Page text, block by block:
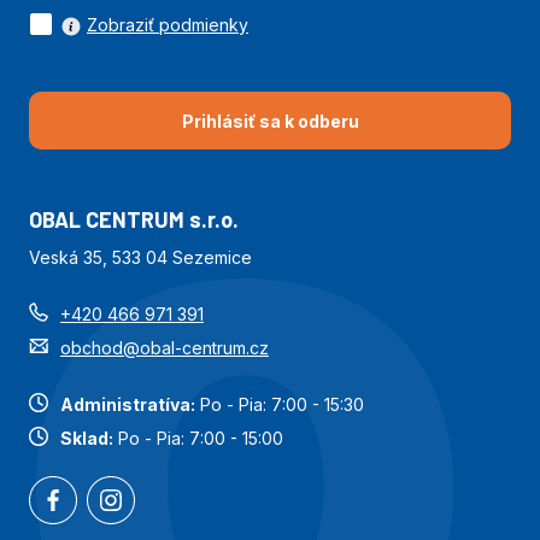
stavebných aplikáciách a pod.
vlastnosti a pod.
Prihlásiť sa k odberu
Zobraziť podmienky
OBAL CENTRUM s.r.o.
Veská 35, 533 04 Sezemice
+420 466 971 391
obchod@obal-centrum.cz
Administratíva: Po - Pia: 7:00 - 15:30
Sklad: Po - Pia: 7:00 - 15:00